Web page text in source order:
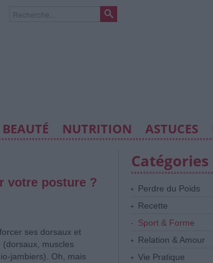
BEAUTÉ NUTRITION ASTUCES
votre posture ?
ses dorsaux et
muscles
jambiers). Oh, mais
Catégories
Perdre du Poids
Recette
Sport & Forme
Relation & Amour
Vie Pratique